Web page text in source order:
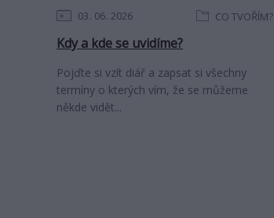
03 06 2026 CO TVOŘÍM?
Kdy a kde se uvidíme?
Pojďte si vzít diář a zapsat si všechny
termíny o kterých vím, že se můžeme
někde vidět...